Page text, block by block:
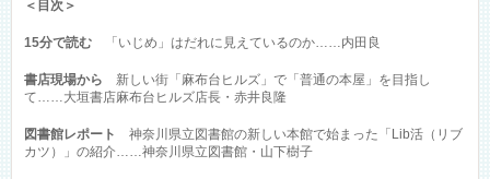
＜目次＞
15分で読む 「いじめ」はだれに見えているのか……内田良
書店現場から 新しい街「麻布台ヒルズ」で「普通の本屋」を目指し
て……大垣書店麻布台ヒルズ店長・赤井良隆
図書館レポート
神奈川県立図書館の新しい本館で始まった「Lib活（リブ
カツ）」の紹介……神奈川県立図書館・山下樹子